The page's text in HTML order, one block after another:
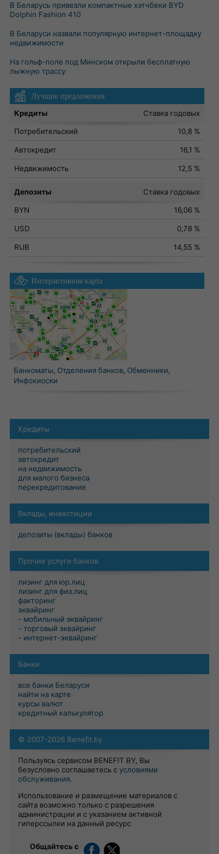
В Беларусь привезли компактные хэтчбеки BYD
Dolphin Fashion 410
В Беларуси назвали популярную интернет-площадку
недвижимости
На гольф-поле под Минском открыли бесплатную
лыжную трассу
Лучшие предложения
Кредиты
Ставка годовых
Потребительский
10,8 %
Автокредит
16,1 %
Недвижимость
12,5 %
Депозиты
Ставка годовых
BYN
16,06 %
USD
0,78 %
RUB
14,55 %
Интерактивная карта
Банкоматы, Отделения банков, Обменники,
Инфокиоски
Кредиты
потребительский
автокредит
на недвижимость
для малого бизнеса
перекредитование
Вклады, инвестиции
депозиты (вклады) банков
Прочие услуги банков
лизинг для юр.лиц
лизинг для физ.лиц
факторинг
эквайринг
- мобильный эквайринг
- торговый эквайринг
- интернет-эквайринг
Банки
все банки Беларуси
найти на карте
курсы валют
кредитный калькулятор
© 2007-2026 Benefit.by
Пользуясь сервисом BENEFIT BY, Вы
безусловно соглашаетесь с условиями
обслуживания.
Использование и размещение материалов с
сайта возможно только с разрешения
администрации и с указанием активной
гиперссылки на данный ресурс
Общайтесь с